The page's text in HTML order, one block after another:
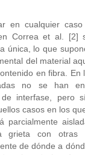
en cualquier
Correa et al. [2]
única, lo que
del material
en fibra. En
no se han
interfase, pero
casos en los
parcialmente
grieta con otras
de dónde a